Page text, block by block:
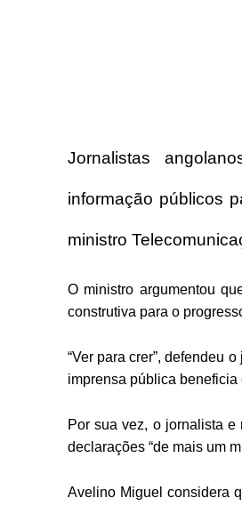
Jornalistas
informação públicos
ministro
O ministro argumentou
construtiva para o
“Ver para crer”, defendeu
imprensa pública
Por sua vez, o jornalista
declarações “de mais um
Avelino Miguel considera